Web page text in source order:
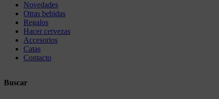
Novedades
Otras bebidas
Regalos
Hacer cervezas
Accesorios
Catas
Contacto
Buscar